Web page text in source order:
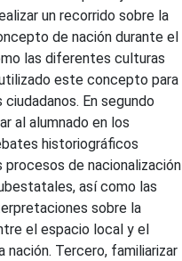
un recorrido sobre la
de nación durante el
las diferentes culturas
este concepto para
ciudadanos. En segundo
al alumnado en los
historiográficos
procesos de nacionalización
así como las
sobre la
el espacio local y el
nación. Tercero, familiarizar